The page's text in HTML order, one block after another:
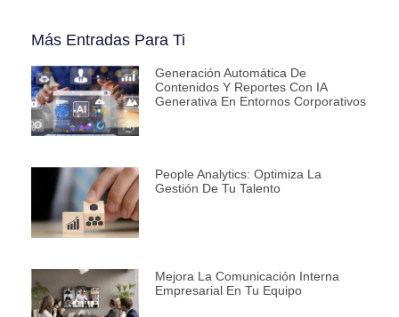
Más Entradas Para Ti
Generación Automática De
Contenidos Y Reportes Con IA
Generativa En Entornos Corporativos
People Analytics: Optimiza La
Gestión De Tu Talento
Mejora La Comunicación Interna
Empresarial En Tu Equipo